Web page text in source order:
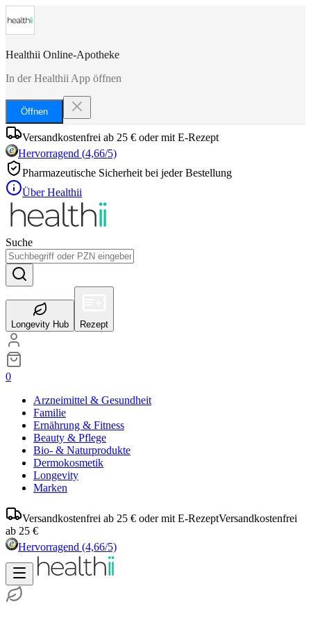
Healthii Online-Apotheke
In der Healthii App öffnen
Öffnen
Versandkostenfrei ab 25 € oder mit E-Rezept
Hervorragend (4,66/5)
Pharmazeutische Sicherheit bei jeder Bestellung
Über Healthii
Suche
Longevity Hub Rezept
0
Arzneimittel & Gesundheit
Familie
Ernährung & Fitness
Beauty & Pflege
Bio- & Naturprodukte
Dermokosmetik
Longevity
Marken
Versandkostenfrei ab 25 € oder mit E-RezeptVersandkostenfrei
ab 25 €
Hervorragend (4,66/5)